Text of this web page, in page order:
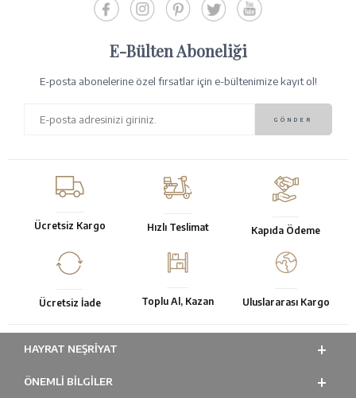
E-Bülten Aboneliği
E-posta abonelerine özel fırsatlar için e-bültenimize kayıt ol!
Ücretsiz Kargo Hızlı Teslimat Kapıda Ödeme
Ücretsiz İade Toplu Al, Kazan Uluslararası Kargo
HAYRAT NEŞRIYAT
ÖNEMLI BILGILER